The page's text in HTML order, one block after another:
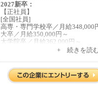
2027新卒：
【正社員】
[全国社員]
高専・専門学校卒／月給348,000
大卒／月給350,000円～
大学院卒／月給362,000円～
[地域社員]月給295,000円～
【正社員】
[全国社員]月給348,000円～
[地域社員]月給295,000円～
+ 続きを読